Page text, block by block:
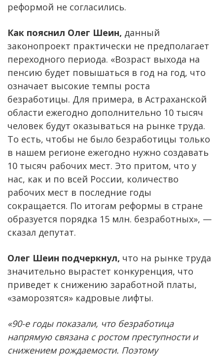
реформой не согласились.
Как пояснил Олег Шеин, данный
законопроект практически не предполагает
переходного периода. «Возраст выхода на
пенсию будет повышаться в год на год, что
означает высокие темпы роста
безработицы. Для примера, в Астраханской
области ежегодно дополнительно 10 тысяч
человек будут оказываться на рынке труда.
То есть, чтобы не было безработицы только
в нашем регионе ежегодно нужно создавать
10 тысяч рабочих мест. Это притом, что у
нас, как и по всей России, количество
рабочих мест в последние годы
сокращается. По итогам реформы в стране
образуется порядка 15 млн. безработных», —
сказал депутат.
Олег Шеин подчеркнул, что на рынке труда
значительно вырастет конкуренция, что
приведет к снижению заработной платы,
«заморозятся» кадровые лифты.
«90-е годы показали, что безработица
напрямую связана с ростом преступности и
снижением рождаемости. Поэтому